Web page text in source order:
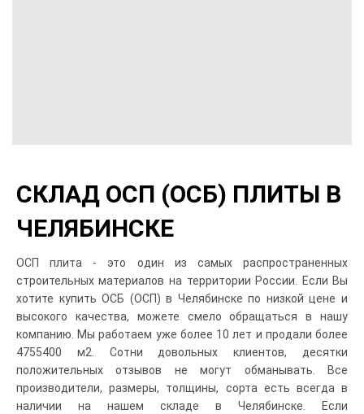
СКЛАД ОСП (ОСБ) ПЛИТЫ В
ЧЕЛЯБИНСКЕ
ОСП плита - это один из самых распространенных
строительных материалов на территории России. Если Вы
хотите купить ОСБ (ОСП) в Челябинске по низкой цене и
высокого качества, можете смело обращаться в нашу
компанию. Мы работаем уже более 10 лет и продали более
4755400 м2. Сотни довольных клиентов, десятки
положительных отзывов не могут обманывать. Все
производители, размеры, толщины, сорта есть всегда в
наличии на нашем складе в Челябинске. Если